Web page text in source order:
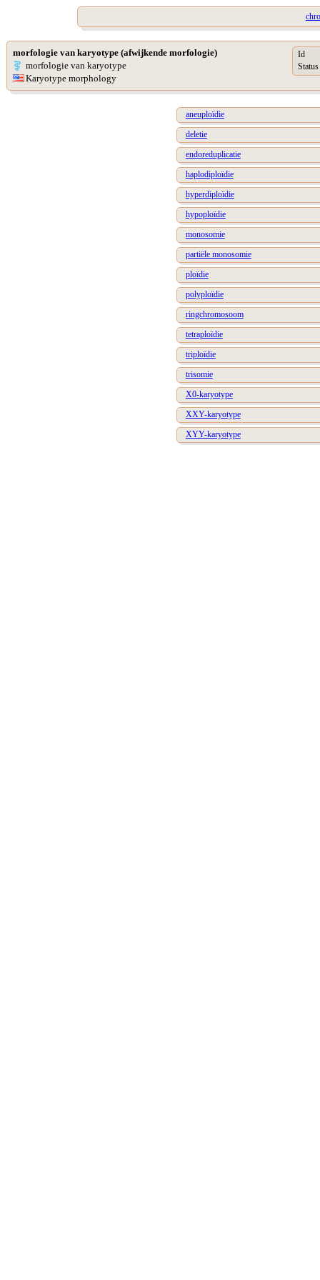
morfologie van karyotype (afwijkende morfologie)
morfologie van karyotype
Karyotype morphology
Id
Status
aneuploïdie
deletie
endoreduplicatie
haplodiploïdie
hyperdiploïdie
hypoploïdie
monosomie
partiële monosomie
ploïdie
polyploïdie
ringchromosoom
tetraploïdie
triploïdie
trisomie
X0-karyotype
XXY-karyotype
XYY-karyotype